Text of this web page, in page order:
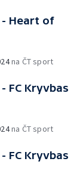
- Heart of
na ČT sport
FC Kryvbas
na ČT sport
FC Kryvbas